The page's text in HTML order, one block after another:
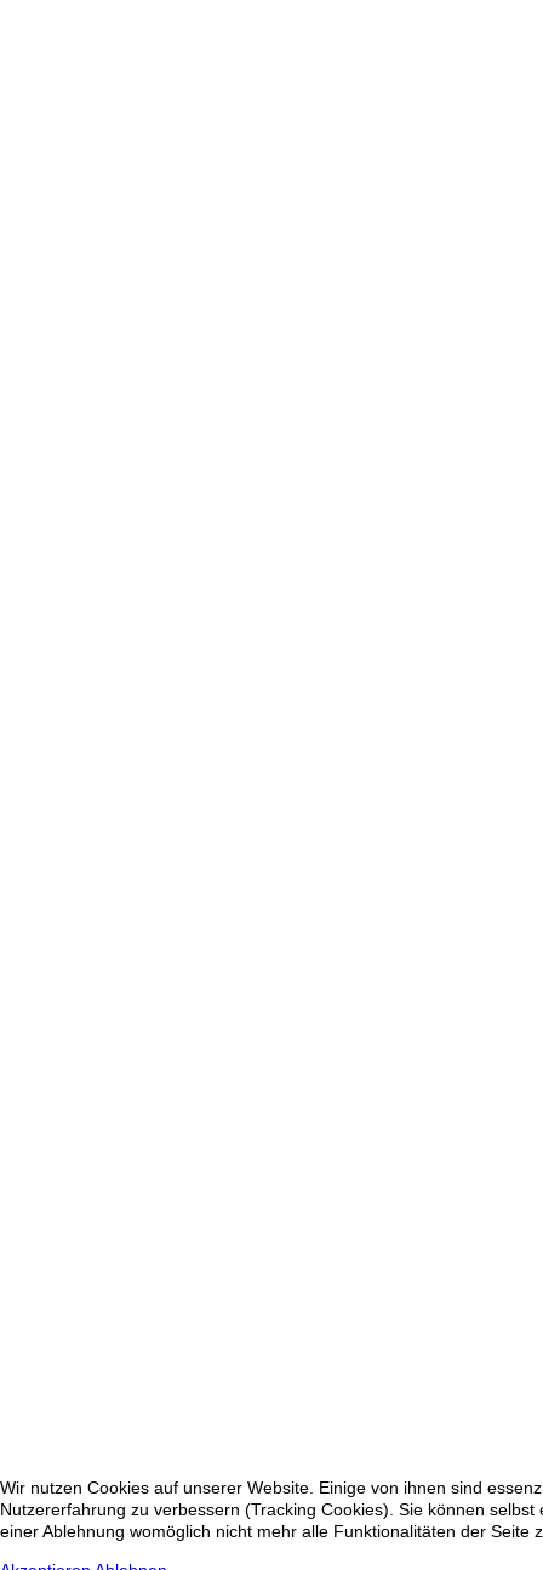
Wir nutzen Cookies auf unserer Website. Einige von ihnen sind
Nutzererfahrung zu verbessern (Tracking Cookies). Sie können
einer Ablehnung womöglich nicht mehr alle Funktionalitäten der Seite